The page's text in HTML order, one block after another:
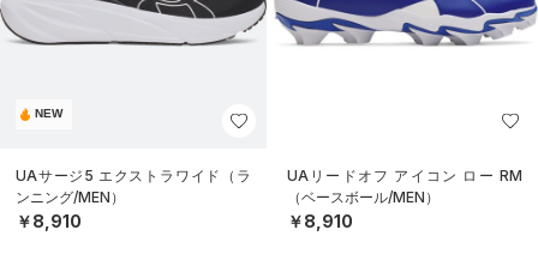
NEW
UAサージ5 エクストラワイド（ラ
ンニング/MEN）
￥8,910
UAリードオフ アイコン ロー RM
（ベースボール/MEN）
￥8,910